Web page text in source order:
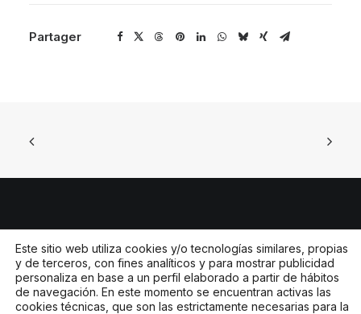
Partager
© 2026 Jorge Canet SL. Todos los derechos
reservados
Este sitio web utiliza cookies y/o tecnologías similares, propias
y de terceros, con fines analíticos y para mostrar publicidad
personaliza en base a un perfil elaborado a partir de hábitos
de navegación. En este momento se encuentran activas las
cookies técnicas, que son las estrictamente necesarias para la